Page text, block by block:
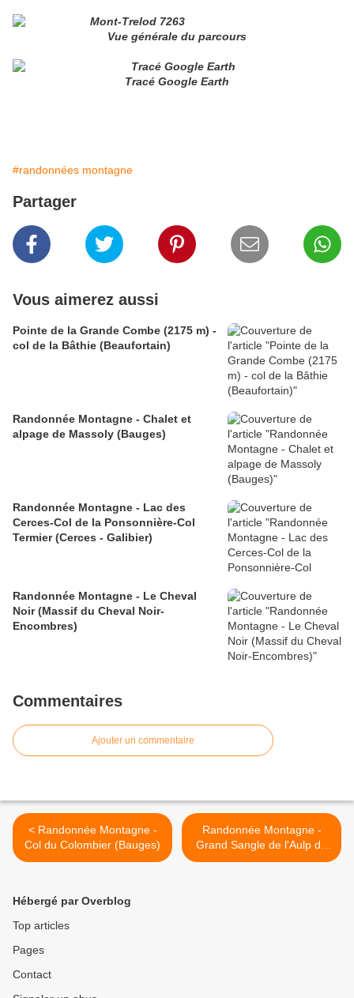
Vue générale du parcours
Tracé Google Earth
#randonnées montagne
Partager
Vous aimerez aussi
Pointe de la Grande Combe (2175 m) -
col de la Bâthie (Beaufortain)
Randonnée Montagne - Chalet et
alpage de Massoly (Bauges)
Randonnée Montagne - Lac des
Cerces-Col de la Ponsonnière-Col
Termier (Cerces - Galibier)
Randonnée Montagne - Le Cheval
Noir (Massif du Cheval Noir-
Encombres)
Commentaires
Ajouter un commentaire
< Randonnée Montagne -
Col du Colombier (Bauges)
Randonnée Montagne -
Grand Sangle de l'Aulp du
Seuil (Chartreuse) >
Hébergé par Overblog
Top articles
Pages
Contact